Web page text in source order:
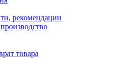
рекомендации
товара